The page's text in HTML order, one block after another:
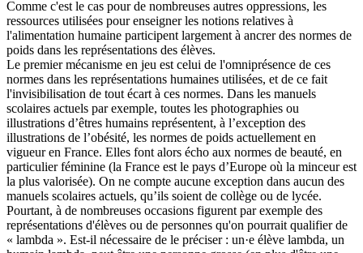
Comme c'est le cas pour de nombreuses autres oppressions, les
ressources utilisées pour enseigner les notions relatives à
l'alimentation humaine participent largement à ancrer des normes de
poids dans les représentations des élèves.
Le premier mécanisme en jeu est celui de l'omniprésence de ces
normes dans les représentations humaines utilisées, et de ce fait
l'invisibilisation de tout écart à ces normes. Dans les manuels
scolaires actuels par exemple, toutes les photographies ou
illustrations d’êtres humains représentent, à l’exception des
illustrations de l’obésité, les normes de poids actuellement en
vigueur en France. Elles font alors écho aux normes de beauté, en
particulier féminine (la France est le pays d’Europe où la minceur est
la plus valorisée). On ne compte aucune exception dans aucun des
manuels scolaires actuels, qu’ils soient de collège ou de lycée.
Pourtant, à de nombreuses occasions figurent par exemple des
représentations d'élèves ou de personnes qu'on pourrait qualifier de
« lambda ». Est-il nécessaire de le préciser : un·e élève lambda, un